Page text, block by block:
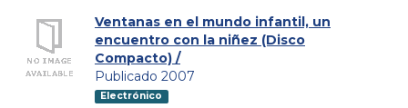
Ventanas en el mundo infantil, un
encuentro con la niñez (Disco
Compacto) /
Publicado 2007
Electrónico